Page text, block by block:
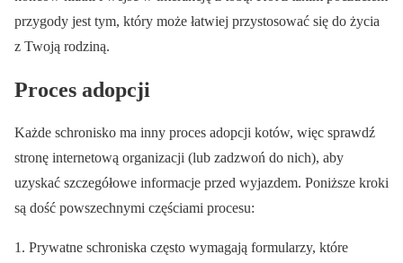
przygody jest tym, który może łatwiej przystosować się do życia
z Twoją rodziną.
Proces adopcji
Każde schronisko ma inny proces adopcji kotów, więc sprawdź
stronę internetową organizacji (lub zadzwoń do nich), aby
uzyskać szczegółowe informacje przed wyjazdem. Poniższe kroki
są dość powszechnymi częściami procesu:
Prywatne schroniska często wymagają formularzy, które